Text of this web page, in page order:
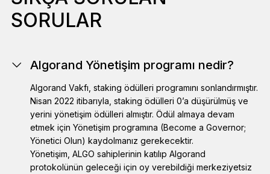
SORULAR
Algorand Yönetişim programı nedir?
Algorand Vakfı, staking ödülleri programını sonlandırmıştır.
Nisan 2022 itibarıyla, staking ödülleri 0’a düşürülmüş ve
yerini yönetişim ödülleri almıştır. Ödül almaya devam
etmek için Yönetişim programına (Become a Governor;
Yönetici Olun) kaydolmanız gerekecektir.
Yönetişim, ALGO sahiplerinin katılıp Algorand
protokolünün geleceği için oy verebildiği merkeziyetsiz